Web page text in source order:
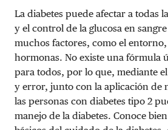
La diabetes puede afectar a todas
y el control de la glucosa en
muchos factores, como el entorno,
hormonas. No existe una fórmula
para todos, por lo que, mediante
y error, junto con la aplicación de
las personas con diabetes tipo 2
manejo de la diabetes. Conoce